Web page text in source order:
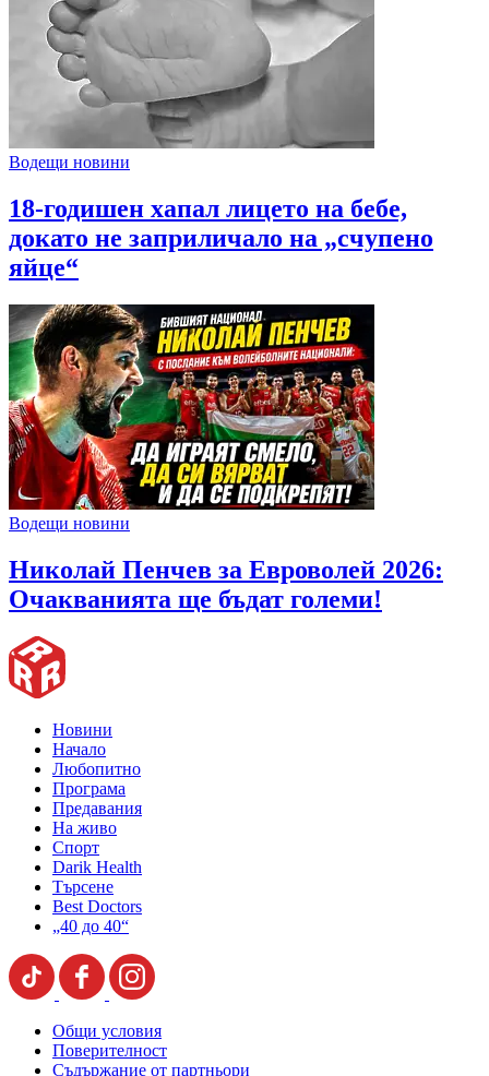
Водещи новини
18-годишен хапал лицето на бебе,
докато не заприличало на „счупено
яйце“
Водещи новини
Николай Пенчев за Евроволей 2026:
Очакванията ще бъдат големи!
Новини
Начало
Любопитно
Програма
Предавания
На живо
Спорт
Darik Health
Търсене
Best Doctors
„40 до 40“
Общи условия
Поверителност
Съдържание от партньори